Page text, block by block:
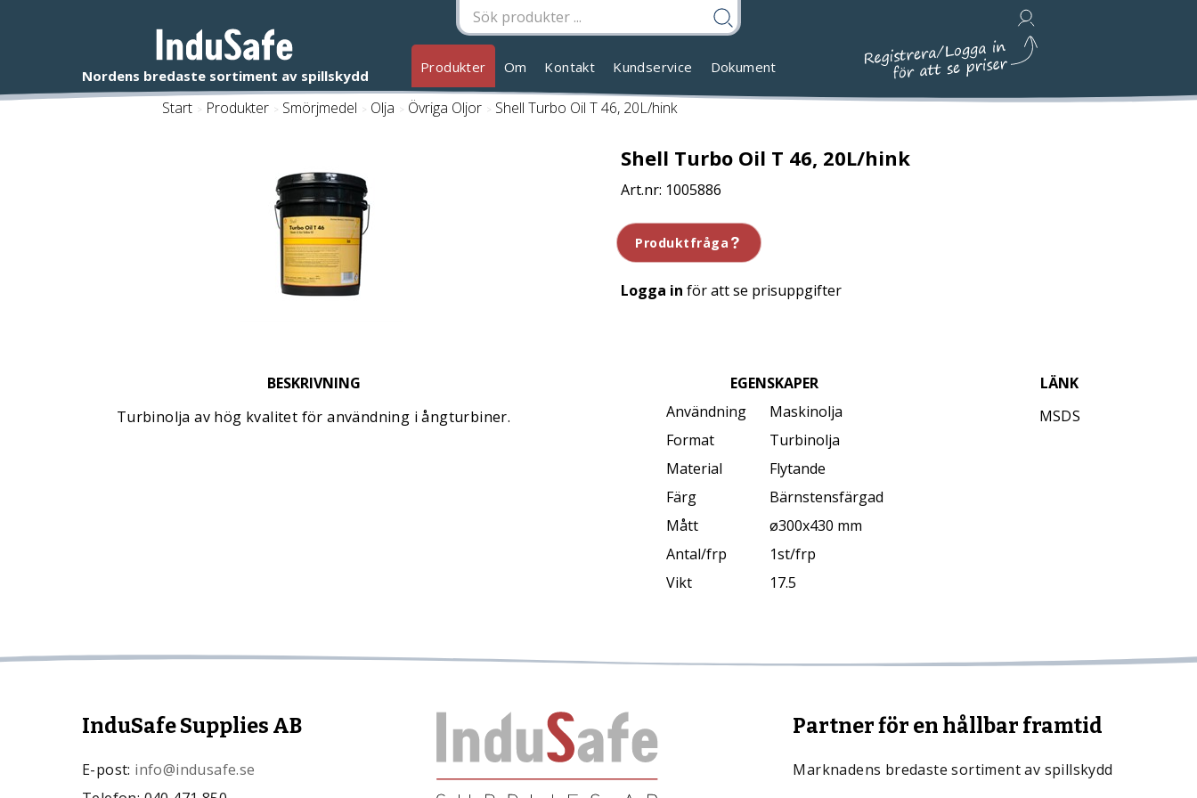
Produkter Om Kontakt Kundservice Dokument
Start / Produkter / Smörjmedel / Olja / Övriga Oljor / Shell Turbo Oil T 46, 20L/hink
Shell Turbo Oil T 46, 20L/hink
1005886
Produktfråga
Logga in för att se prisuppgifter
BESKRIVNING
Turbinolja av hög kvalitet för användning i ångturbiner.
EGENSKAPER
Användning
Maskinolja
Format
Turbinolja
Material
Flytande
Färg
Bärnstensfärgad
Mått
ø300x430 mm
Antal/frp
1st/frp
Vikt
17.5
LÄNK
MSDS
InduSafe Supplies AB
E-post: info@indusafe.se
Partner för en hållbar framtid
Marknadens bredaste sortiment av spillskydd